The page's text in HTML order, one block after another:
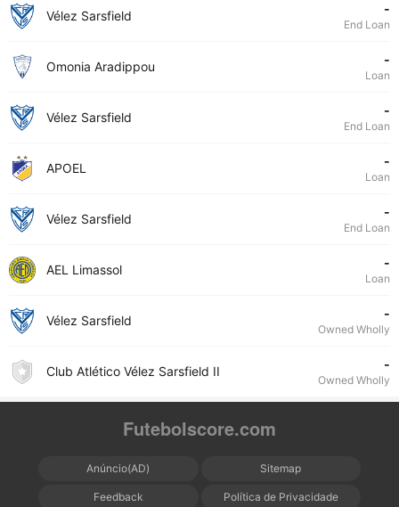
Vélez Sarsfield -
End Loan
Omonia Aradippou -
Loan
Vélez Sarsfield -
End Loan
APOEL -
Loan
Vélez Sarsfield -
End Loan
AEL Limassol -
Loan
Vélez Sarsfield -
Owned Wholly
Club Atlético Vélez Sarsfield II -
Owned Wholly
Futebolscore.com
Anúncio(AD) Sitemap
Feedback Política de Privacidade